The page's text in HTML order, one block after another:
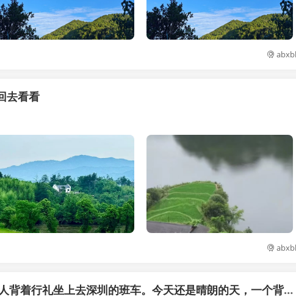
去看看
礼坐上去深圳的班车。今天还是晴朗的天，一个背着行礼准备回深圳